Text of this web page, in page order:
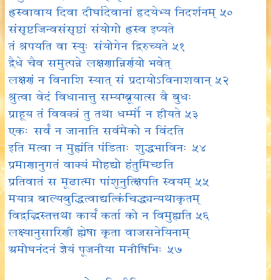
ह्रस्वावाय दिवा दीर्घादेवानां हृदयेभ्य निदर्शनम् ५०
संसृष्टजिन्वसंसृष्ठां संयोगो ह्रस्व इष्यते
तं श्रपयति वा स्युः संयोगेन द्विरुच्यते ५१
द्वैधे चैव समुत्पन्ने लक्षणान्निर्णयो भवेत्
लक्षणं न विनाशि स्यात् सं प्रदायोऽविनाशवान् ५२
श्रुत्वा वेदं विधानात्तु सम्यग्ब्रूयात्स वै बुधः
प्राहूय तं विवक्त्रं तु तथा धर्म्मो न हीयते ५३
एकः सर्वं न जानाति सर्वमेको न विंदति
इति मत्वा न मुह्यंति पंडिताः शुद्धभाविनः ५४
प्रमाणानुगतं वाक्यं मोहद्यो हंतुमिच्छति
प्रतिवातं स मूढात्मा पांशूनुत्क्षिपति स्वयम् ५५
मयात्र बाल्यबुद्धित्वाद्यत्किंचिद्ध्यन्यथाकृतम्
विद्वद्भिस्तत्तथा कार्यं कर्ता को न विमुह्यति ५६
लक्ष्यानुसारिणी ह्येषा कृता वाजसनेयिनाम्
अमोघनंदनं ज्ञेयं पूजनीया मनीषिभिः ५७